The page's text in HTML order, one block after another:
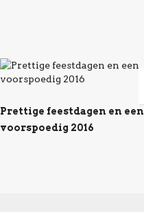
Prettige feestdagen en een
voorspoedig 2016